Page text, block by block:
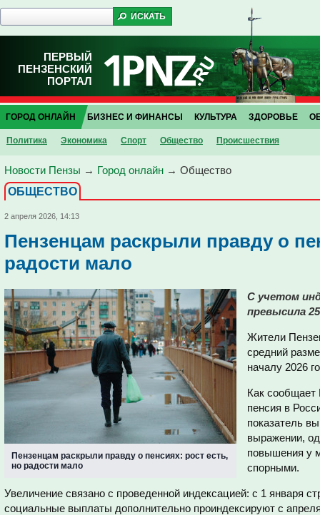
ПЕРВЫЙ
ПЕНЗЕНСКИЙ
ПОРТАЛ
ГОРОД ОНЛАЙН
Политика Экономика Спорт Общество Проиcшествия
БИЗНЕС И ФИНАНСЫ КУЛЬТУРА ЗДОРОВЬЕ
Новости Пензы → Город онлайн → Общество
ОБЩЕСТВО
2 апреля 2026, 14:13
Пензенцам раскрыли правду о
радости мало
Пензенцам раскрыли правду о пенсиях: рост есть,
но радости мало
С учетом
превысила
Жители
средний
началу 2026
Как
пенсия в
показатель
выражении,
повышения у
спорными.
Увеличение связано с проведенной индексацией: с 1 января
социальные выплаты дополнительно проиндексируют с